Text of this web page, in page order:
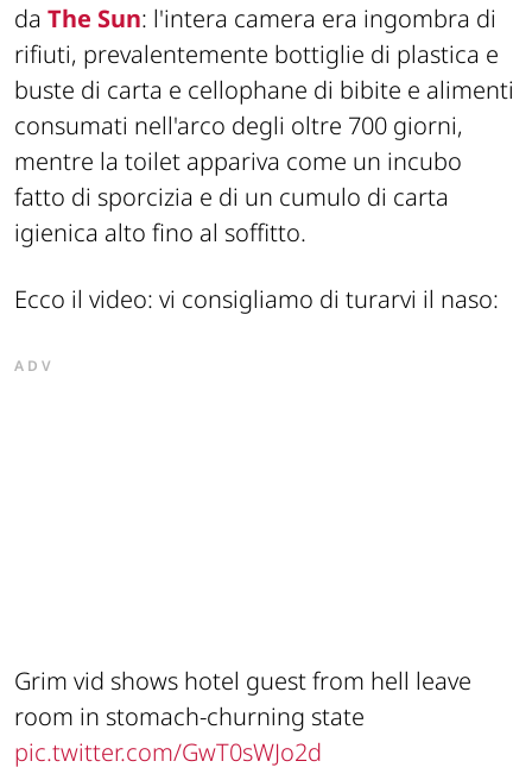
da The Sun: l'intera camera era ingombra di
rifiuti, prevalentemente bottiglie di plastica e
buste di carta e cellophane di bibite e alimenti
consumati nell'arco degli oltre 700 giorni,
mentre la toilet appariva come un incubo
fatto di sporcizia e di un cumulo di carta
igienica alto fino al soffitto.
Ecco il video: vi consigliamo di turarvi il naso:
ADV
Grim vid shows hotel guest from hell leave
room in stomach-churning state
pic.twitter.com/GwT0sWJo2d